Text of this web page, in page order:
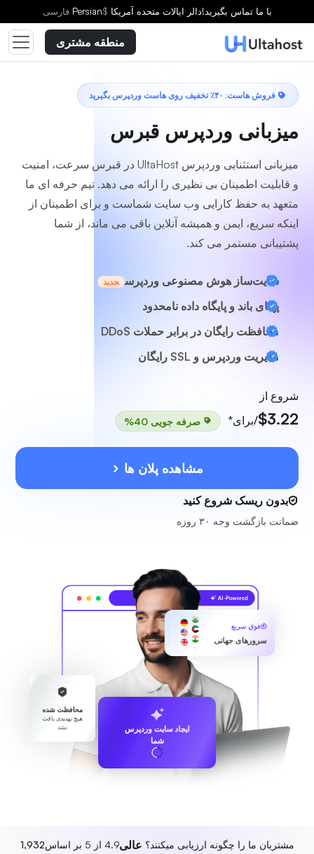
با ما تماس بگیرید!دالر ایالات متحده آمریکا $
Persian فارسى
منطقه مشتری
فروش هاست: ۴۰٪ تخفیف روی هاست وردپرس بگیرید
میزبانی وردپرس قبرس
میزبانی استثنایی وردپرس UltaHost در قبرس سرعت، امنیت
و قابلیت اطمینان بی نظیری را ارائه می دهد. تیم حرفه ای ما
متعهد به حفظ کارایی وب سایت شماست و برای اطمینان از
اینکه سریع، ایمن و همیشه آنلاین باقی می ماند، از شما
پشتیبانی مستمر می کند.
سایت‌ساز هوش مصنوعی وردپرس جدید
پهنای باند و پایگاه داده نامحدود
محافظت رایگان در برابر حملات DDoS
مدیریت وردپرس و SSL رایگان
شروع از
$3.22/برای* صرفه جویی 40%
مشاهده پلان ها
بدون ریسک شروع کنید
ضمانت بازگشت وجه ۳۰ روزه
محافظت شده
هیچ تهدیدی یافت
نشد
فوق سریع
سرورهای جهانی
ایجاد سایت وردپرس
شما
مشتریان ما را چگونه ارزیابی میکنند؟ عالی4.9 از 5 بر اساس
1,932